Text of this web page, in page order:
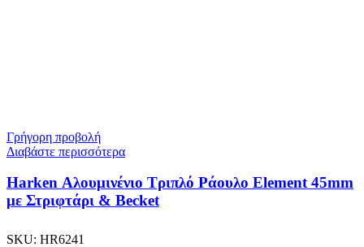
Γρήγορη προβολή
Διαβάστε περισσότερα
Harken Αλουμινένιο Τριπλό Ράουλο Element 45mm
με Στριφτάρι & Becket
SKU: HR6241